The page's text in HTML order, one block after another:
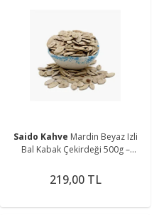
Saido Kahve Mardin Beyaz Izli
Bal Kabak Çekirdeği 500g –
219,00 TL